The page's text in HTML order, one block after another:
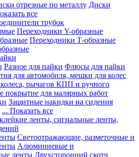
отрезные по металлу Диски
все
трубок
Переходники Y-образные
Переходники Т-образные
Разное для пайки Флюсы для пайки
для автомобиля, мешки для колес
рычагов КПП и ручного
покрытие для малярных работ
Защитные накидки на сидения
... Показать все
ленты, сигнальные ленты,
Светоотражающие, разметочные и
Алюминиевые и
ленты Двухсторонний скотч